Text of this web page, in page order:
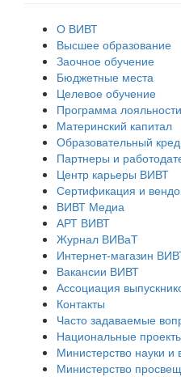
О ВИВТ
Высшее образование
Заочное обучение
Бюджетные места
Целевое обучение
Программа лояльности
Материнский капитал
Образовательный
Партнеры и
Центр карьеры ВИВТ
Сертификация и
ВИВТ Медиа
АРТ ВИВТ
Журнал ВИВаТ
Интернет-магазин
Вакансии ВИВТ
Ассоциация
Контакты
Часто задаваемые
Национальные
Министерство науки
Министерство